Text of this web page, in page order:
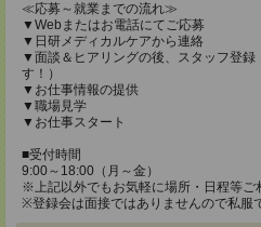
≪応募～就業までの流れ≫
▼Webまたはお電話にてご応募
▼日研メディカルケアから連絡
▼面談＆ヒアリングの後、スタッフ登録
す！）
▼お仕事情報の提供
▼職場見学
▼お仕事スタート
■受付時間
9:00～18:00（月～金）
※上記以外でもお気軽に場所・日程等ご
※登録会は面接ではありませんので私服